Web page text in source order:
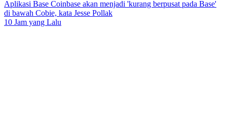
Aplikasi Base Coinbase akan menjadi 'kurang berpusat pada Base'
di bawah Cobie, kata Jesse Pollak
10 Jam yang Lalu